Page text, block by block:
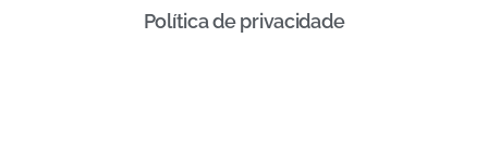
Política de privacidade